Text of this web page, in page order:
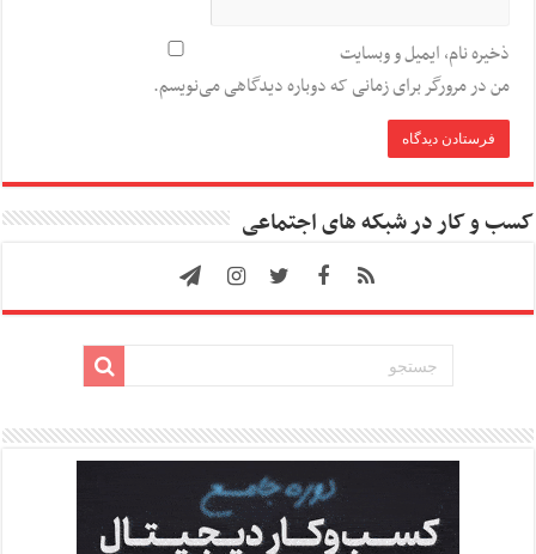
ذخیره نام، ایمیل و وبسایت
من در مرورگر برای زمانی که دوباره دیدگاهی می‌نویسم.
کسب و کار در شبکه های اجتماعی